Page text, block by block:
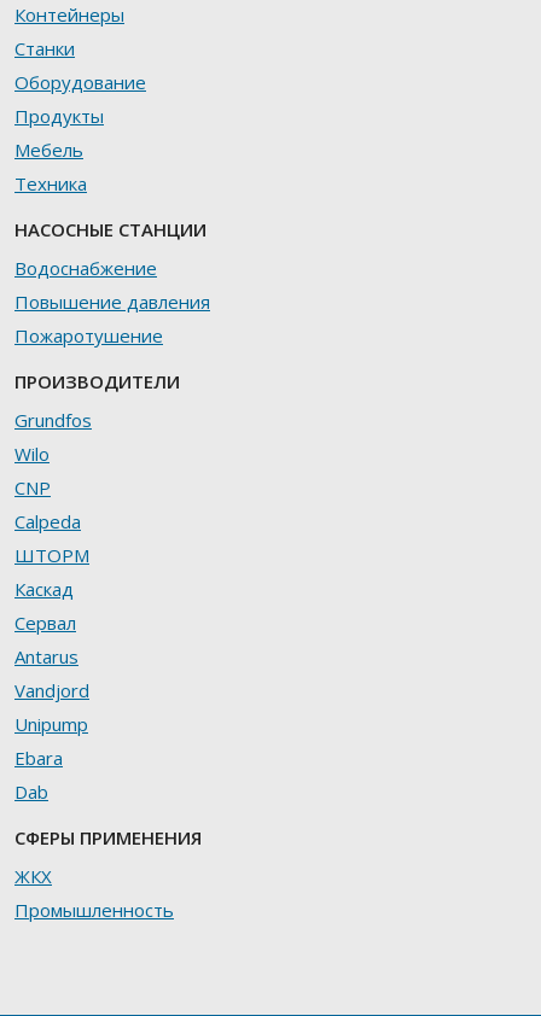
Контейнеры
Станки
Оборудование
Продукты
Мебель
Техника
НАСОСНЫЕ СТАНЦИИ
Водоснабжение
Повышение давления
Пожаротушение
ПРОИЗВОДИТЕЛИ
Grundfos
Wilo
CNP
Calpeda
ШТОРМ
Каскад
Сервал
Antarus
Vandjord
Unipump
Ebara
Dab
СФЕРЫ ПРИМЕНЕНИЯ
ЖКХ
Промышленность